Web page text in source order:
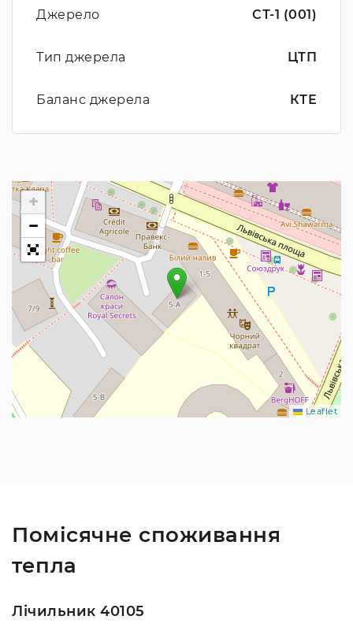
Джерело СТ-1 (001)
Тип джерела ЦТП
Баланс джерела КТЕ
+
−
Leaflet
Помісячне споживання
тепла
Лічильник 40105